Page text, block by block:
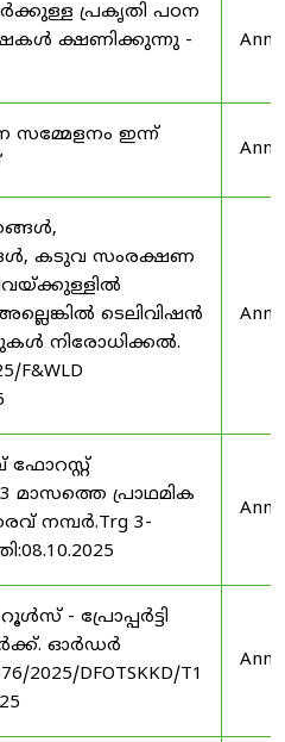
പ്രകൃതി പഠന
ക്ഷണിക്കുന്നു -
സമ്മേളനം ഇന്ന്
കടുവ സംരക്ഷണ
ടെലിവിഷൻ
നിരോധിക്കൽ.
F&WLD
ഫോറസ്റ്റ്
മാസത്തെ പ്രാഥമിക
നമ്പർ.Trg 3-
റൂൾസ് - പ്രോപ്പർട്ടി
ഓർഡർ
2025/DFOTSKKD/T1